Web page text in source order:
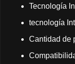
Tecnología
tecnología
Cantidad de